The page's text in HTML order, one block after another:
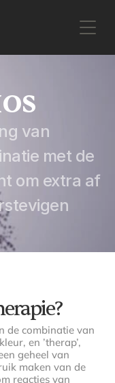
van
met de
om extra af
de combinatie van
en ’therap’,
geheel van
maken van de
reacties van